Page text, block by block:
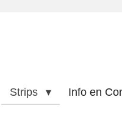
Strips Info en